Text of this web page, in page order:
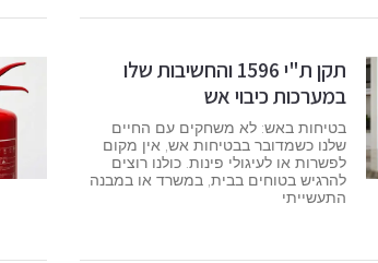
תקן ת"י 1596 והחשיבות שלו
במערכות כיבוי אש
בטיחות באש: לא משחקים עם החיים
שלנו כשמדובר בבטיחות אש, אין מקום
לפשרות או לעיגולי פינות. כולנו רוצים
להרגיש בטוחים בבית, במשרד או במבנה
התעשייתי